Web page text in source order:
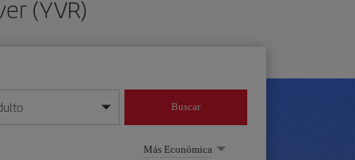
(YVR)
mes/año
Buscar
Más Económica